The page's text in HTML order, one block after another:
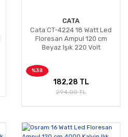
CATA
Cata CT-4224 18 Watt Led
Floresan Ampul 120 cm
Beyaz Işık 220 Volt
%38
182,28 TL
294,00 TL